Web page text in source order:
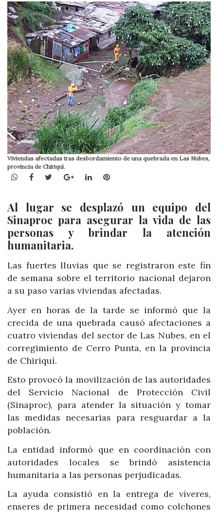
Viviendas afectadas tras desbordamiento de una quebrada en Las Nubes,
provincia de Chiriquí.
WhatsApp
Facebook
TwitterGoogle+LinkedInPinterest
Al lugar se desplazó un equipo del
Sinaproc para asegurar la vida de las
personas y brindar la atención
humanitaria.
Las fuertes lluvias que se registraron este fin
de semana sobre el territorio nacional dejaron
a su paso varias viviendas afectadas.
Ayer en horas de la tarde se informó que la
crecida de una quebrada causó afectaciones a
cuatro viviendas del sector de Las Nubes, en el
corregimiento de Cerro Punta, en la provincia
de Chiriquí.
Esto provocó la movilización de las autoridades
del Servicio Nacional de Protección Civil
(Sinaproc), para atender la situación y tomar
las medidas necesarias para resguardar a la
población.
La entidad informó que en coordinación con
autoridades locales se brindó asistencia
humanitaria a las personas perjudicadas.
La ayuda consistió en la entrega de víveres,
enseres de primera necesidad como colchones